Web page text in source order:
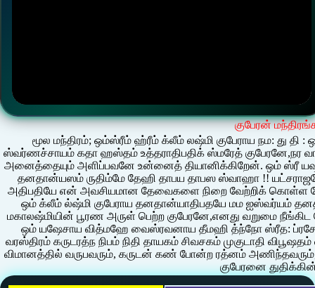
குபேரன்
மூல மந்திரம்; ஒம்ஸ்ரீம் ஹ்ரீம் க்லீம் லஷ்மி குபேராய நம: து தி
ஸ்வர்ணச்சாயம் கதா ஹஸ்தம் உத்தராதிபதிக் ஸ்மரேத் குபேரனே,நர
அனைத்தையும் அளிப்பவனே உன்னைத் தியானிக்கிறேன். ஒம் ஸ்ரீ
தனதான்யஸம் ருதிம்மே தேஹி தாபய தாபஸ ஸ்வாஹா !!
அதிபதியே என் அவசியமான தேவைகளை நிறை வேற்றிக்
ஒம் க்லீம் ல்ஷ்மி குபேராய தனதான்யாதிபதயே மம ஐஸ்வர்யம்
மகாலஷ்மியின் பூரண அருள் பெற்ற குபேரனே,எனது வறுமை
ஒம் யஷேசாய வித்மஹே வைஸ்ரவனாய தீமஹி த்ந்நோ ஸ்ரீத:
வரஸ்திரம் கருடரத்ந நிபம் நிதி தாயகம் சிவசகம் முகுடாதி
விமானத்தில் வருபவரும், கருடன் கண் போன்ற ரத்னம்
குபேரனை